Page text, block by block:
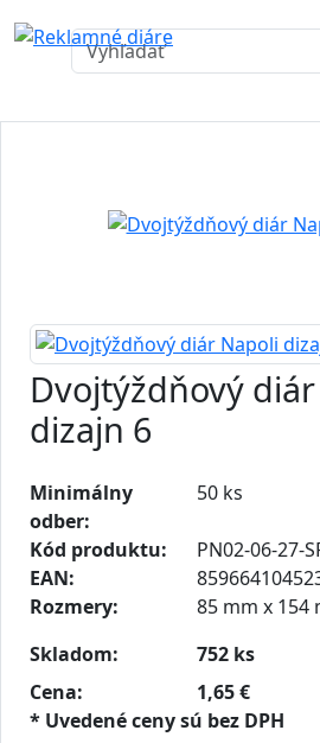
Dvojtýždňový
dizajn 6
Minimálny
odber:
50 ks
Kód produktu:
PN02-06-27-
EAN:
Rozmery:
85 mm x 154
Skladom:
752 ks
Cena:
1,65 €
* Uvedené ceny sú bez DPH